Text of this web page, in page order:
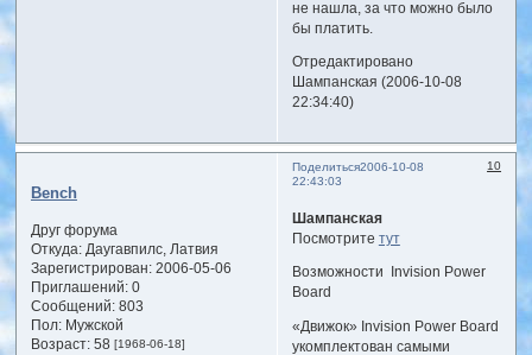
не нашла, за что можно было
бы платить.
Отредактировано
Шампанская (2006-10-08
22:34:40)
Поделиться 10
2006-10-08
22:43:03
Bench
Друг форума
Откуда:Даугавпилс, Латвия
Зарегистрирован: 2006-05-06
Приглашений:0
Сообщений:803
Пол:Мужской
Возраст:58 [1968-06-18]
Шампанская
Посмотрите тут
Возможности Invision Power
Board
«Движок» Invision Power Board
укомплектован самыми